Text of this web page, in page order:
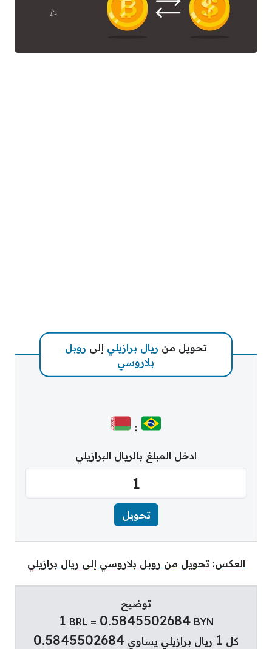
تحويل من ريال برازيلي إلى روبل
بلاروسي
:
ادخل المبلغ بالريال البرازيلي
العكس: تحويل من روبل بلاروسي إلى ريال برازيلي
توضيح
1 BRL = 0.5845502684BYN
كل 1 ريال برازيلي يساوي 0.5845502684